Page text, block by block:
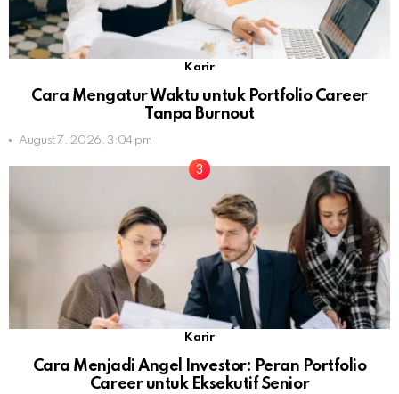
Karir
Cara Mengatur Waktu untuk Portfolio Career
Tanpa Burnout
August 7, 2026, 3:04 pm
Karir
Cara Menjadi Angel Investor: Peran Portfolio
Career untuk Eksekutif Senior